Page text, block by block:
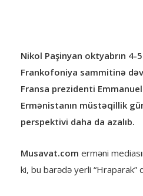
Nikol Paşinyan oktyabrın 4-
Frankofoniya sammitinə
Fransa prezidenti
Ermənistanın müstəqillik
perspektivi daha da azalıb.
Musavat.com erməni
ki, bu barədə yerli “Hraparak”